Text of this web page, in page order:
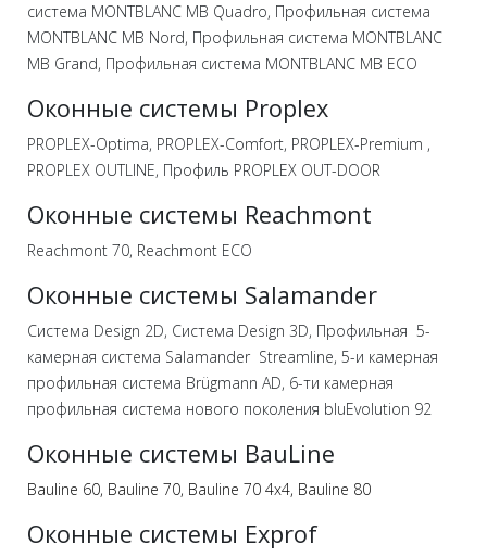
система MONTBLANC MB Quadro, Профильная система
MONTBLANC MB Nord, Профильная система MONTBLANC
MB Grand, Профильная система MONTBLANC MB ECO
Оконные системы Proplex
PROPLEX-Optima, PROPLEX-Comfort, PROPLEX-Premium ,
PROPLEX OUTLINE, Профиль PROPLEX OUT-DOOR
Оконные системы Reachmont
Reachmont 70, Reachmont ECO
Оконные системы Salamander
Система Design 2D, Система Design 3D, Профильная 5-
камерная система Salamander Streamline, 5-и камерная
профильная система Brügmann AD, 6-ти камерная
профильная система нового поколения bluEvolution 92
Оконные системы BauLine
Bauline 60, Bauline 70, Bauline 70 4х4, Bauline 80
Оконные системы Exprof